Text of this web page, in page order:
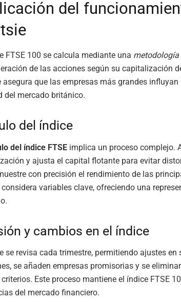
del
FTSE 100 se calcula mediante una
de las acciones según su capitalización
que las empresas más grandes influyan
del mercado británico.
del índice
del índice FTSE implica un proceso complejo.
y ajusta el capital flotante para evitar
con precisión el rendimiento de las
variables clave, ofreciendo una
y cambios en el índice
se revisa cada trimestre, permitiendo ajustes
se añaden empresas promisorias y se
Este proceso mantiene el índice FTSE
del mercado financiero.